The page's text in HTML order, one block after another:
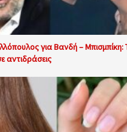
για Βανδή – Μπισμπίκη:
αντιδράσεις